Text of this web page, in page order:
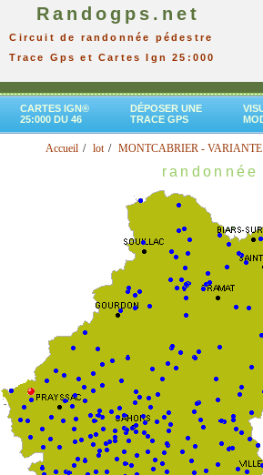
Randogps.net
Circuit de randonnée pédestre
Trace Gps et Cartes Ign 25:000
CARTES IGN®
25:000 DU 46
DÉPOSER UNE
TRACE GPS
Accueil lot MONTCABRIER - VARIANTE